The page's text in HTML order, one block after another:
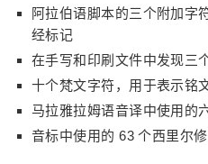
阿拉伯语脚本的三个附加字
经标记
在手写和印刷文件中发现三
十个梵文字符，用于表示铭
马拉雅拉姆语音译中使用的
音标中使用的 63 个西里尔